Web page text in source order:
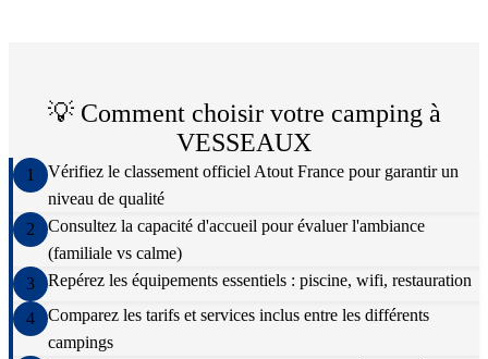
💡 Comment choisir votre camping à
VESSEAUX
1
Vérifiez le classement officiel Atout France pour garantir un
niveau de qualité
2
Consultez la capacité d'accueil pour évaluer l'ambiance
(familiale vs calme)
3
Repérez les équipements essentiels : piscine, wifi, restauration
4
Comparez les tarifs et services inclus entre les différents
campings